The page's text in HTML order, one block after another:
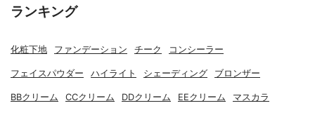
ランキング
化粧下地 ファンデーション チーク コンシーラー
フェイスパウダー ハイライト シェーディング ブロンザー
BBクリーム CCクリーム DDクリーム EEクリーム マスカラ